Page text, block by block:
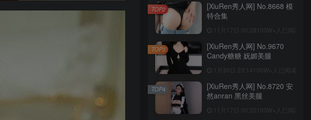
[XiuRen秀人网] No.8668 模
特合集
11月17日 00:28 100W+人已阅读
TOP2
[XiuRen秀人网] No.9670
Candy糖糖 妩媚美腿
1月30日 23:14 100W+人已阅读
TOP3
[XiuRen秀人网] No.8720 安
然anran 黑丝美腿
11月17日 00:20 100W+人已阅读
TOP4